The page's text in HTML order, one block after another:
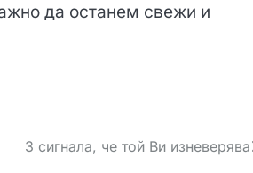
да останем свежи и
3 сигнала, че той Ви изневерява